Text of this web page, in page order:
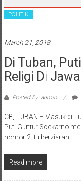
POLITIK
March 21, 2018
Di Tuban,
Religi Di
Posted By: admin
CB, TUBAN – Masuk di
Puti Guntur Soekarno
nomor 2 itu berziarah
Read more